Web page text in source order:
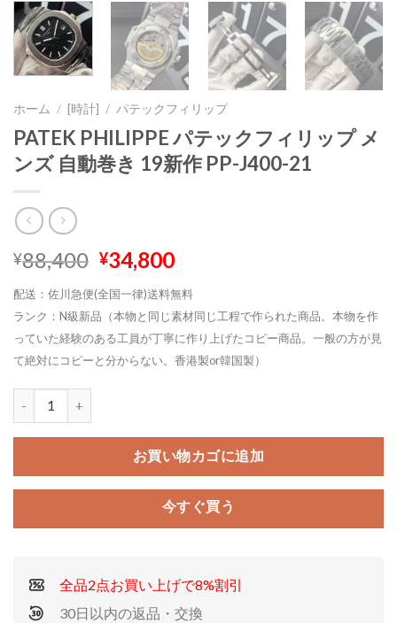
ホーム / [時計] / パテックフィリップ
PATEK PHILIPPE パテックフィリップ メ
ンズ 自動巻き 19新作 PP-J400-21
¥88,400 元
価
格
は
¥88,400
¥34,800現
の
価
格
は
配送：佐川急便(全国一律)送料無料
ランク：N級新品（本物と同じ素材同じ工程で作られた商品。本物を作
っていた経験のある工員が丁寧に作り上げたコピー商品。一般の方が見
て絶対にコピーと分からない。香港製or韓国製）
お買い物カゴに追加
今すぐ買う
全品2点お買い上げで8%割引
30日以内の返品・交換